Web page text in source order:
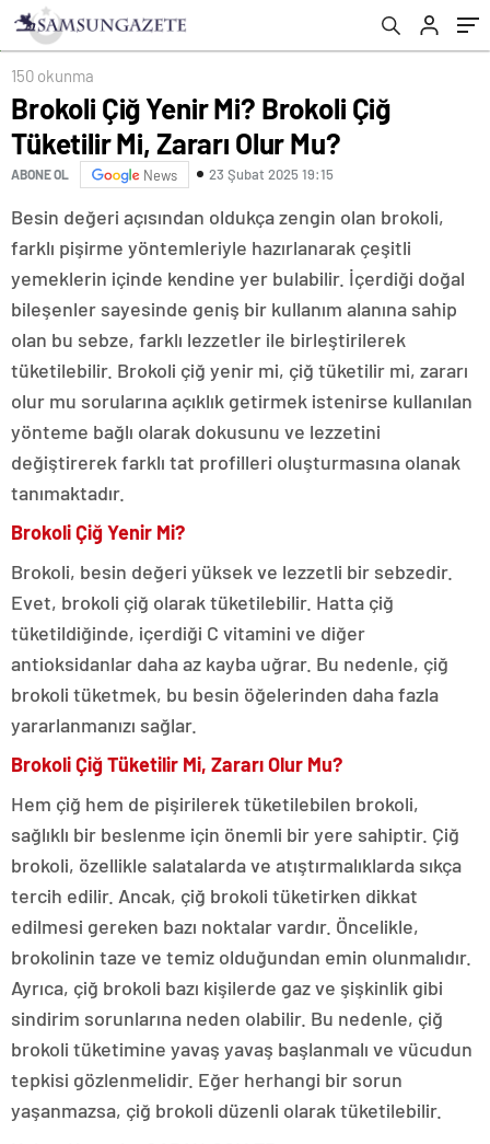
150 okunma
Brokoli Çiğ Yenir Mi? Brokoli Çiğ
Tüketilir Mi, Zararı Olur Mu?
ABONE OL News 23 Şubat 2025 19:15
Besin değeri açısından oldukça zengin olan brokoli,
farklı pişirme yöntemleriyle hazırlanarak çeşitli
yemeklerin içinde kendine yer bulabilir. İçerdiği doğal
bileşenler sayesinde geniş bir kullanım alanına sahip
olan bu sebze, farklı lezzetler ile birleştirilerek
tüketilebilir. Brokoli çiğ yenir mi, çiğ tüketilir mi, zararı
olur mu sorularına açıklık getirmek istenirse kullanılan
yönteme bağlı olarak dokusunu ve lezzetini
değiştirerek farklı tat profilleri oluşturmasına olanak
tanımaktadır.
Brokoli Çiğ Yenir Mi?
Brokoli, besin değeri yüksek ve lezzetli bir sebzedir.
Evet, brokoli çiğ olarak tüketilebilir. Hatta çiğ
tüketildiğinde, içerdiği C vitamini ve diğer
antioksidanlar daha az kayba uğrar. Bu nedenle, çiğ
brokoli tüketmek, bu besin öğelerinden daha fazla
yararlanmanızı sağlar.
Brokoli Çiğ Tüketilir Mi, Zararı Olur Mu?
Hem çiğ hem de pişirilerek tüketilebilen brokoli,
sağlıklı bir beslenme için önemli bir yere sahiptir. Çiğ
brokoli, özellikle salatalarda ve atıştırmalıklarda sıkça
tercih edilir. Ancak, çiğ brokoli tüketirken dikkat
edilmesi gereken bazı noktalar vardır. Öncelikle,
brokolinin taze ve temiz olduğundan emin olunmalıdır.
Ayrıca, çiğ brokoli bazı kişilerde gaz ve şişkinlik gibi
sindirim sorunlarına neden olabilir. Bu nedenle, çiğ
brokoli tüketimine yavaş yavaş başlanmalı ve vücudun
tepkisi gözlenmelidir. Eğer herhangi bir sorun
yaşanmazsa, çiğ brokoli düzenli olarak tüketilebilir.